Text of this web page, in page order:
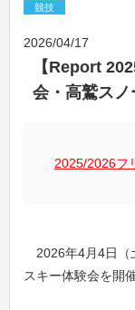
競技
2026/04/17
【Report
会・高鷲スノ
2025/2026フ
2026年4月4日（
スキー体験会を開